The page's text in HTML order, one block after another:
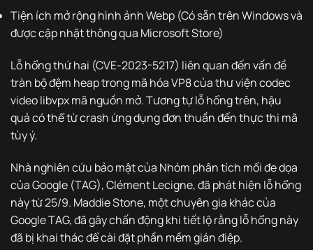
Tiện ích mở rộng hình ảnh Webp (Có sẵn trên Windows và
được cập nhật thông qua Microsoft Store)
Lỗ hổng thứ hai (CVE-2023-5217) liên quan đến vấn đề
tràn bộ đệm heap trong mã hóa VP8 của thư viện codec
video libvpx mã nguồn mở. Tương tự lỗ hổng trên, hậu
quả có thể từ crash ứng dụng đơn thuần đến thực thi mã
tùy ý.
Nhà nghiên cứu bảo mật của Nhóm phân tích mối đe dọa
của Google (TAG), Clément Lecigne, đã phát hiện lỗ hổng
này từ 25/9. Maddie Stone, một chuyên gia khác của
Google TAG, đã gây chấn động khi tiết lộ rằng lỗ hổng này
đã bị khai thác để cài đặt phần mềm gián điệp.